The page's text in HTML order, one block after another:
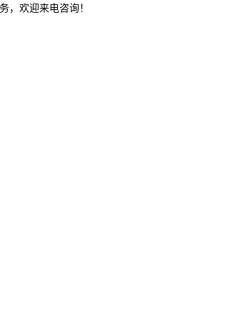
欢迎来电咨询！